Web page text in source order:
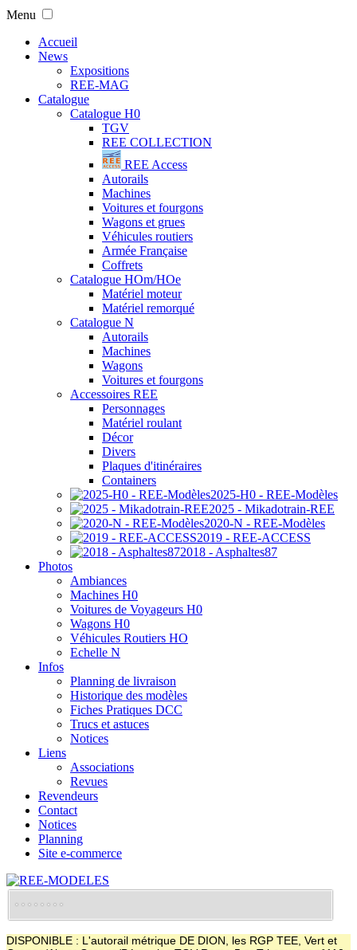
Menu
Accueil
News
Expositions
REE-MAG
Catalogue
Catalogue H0
TGV
REE COLLECTION
REE Access
Autorails
Machines
Voitures et fourgons
Wagons et grues
Véhicules routiers
Armée Française
Coffrets
Catalogue HOm/HOe
Matériel moteur
Matériel remorqué
Catalogue N
Autorails
Machines
Wagons
Voitures et fourgons
Accessoires REE
Personnages
Matériel roulant
Décor
Divers
Plaques d'itinéraires
Containers
2025-H0 - REE-Modèles
2025 - Mikadotrain-REE
2020-N - REE-Modèles
2019 - REE-ACCESS
2018 - Asphaltes87
Photos
Ambiances
Machines H0
Voitures de Voyageurs H0
Wagons H0
Véhicules Routiers HO
Echelle N
Infos
Planning de livraison
Historique des modèles
Fiches Pratiques DCC
Trucs et astuces
Notices
Liens
Associations
Revues
Revendeurs
Contact
Notices
Planning
Site e-commerce
DISPONIBLE : L'autorail métrique DE DION, les RGP TEE, Vert et